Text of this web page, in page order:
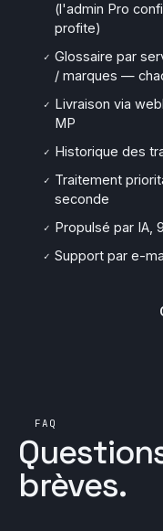
(l'admin Pro
profite)
✓ Glossaire par
/ marques —
✓ Livraison via
MP
✓ Historique des
✓ Traitement
seconde
✓ Propulsé par IA,
✓ Support par e-
FAQ
brèves.